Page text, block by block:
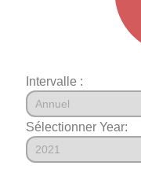
Intervalle :
Sélectionner Year: